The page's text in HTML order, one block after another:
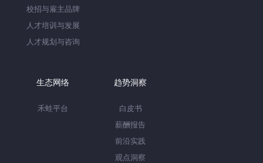
校招与雇主品牌
人才培训与发展
人才规划与咨询
生态网络
禾蛙平台
趋势洞察
白皮书
薪酬报告
前沿实践
观点洞察